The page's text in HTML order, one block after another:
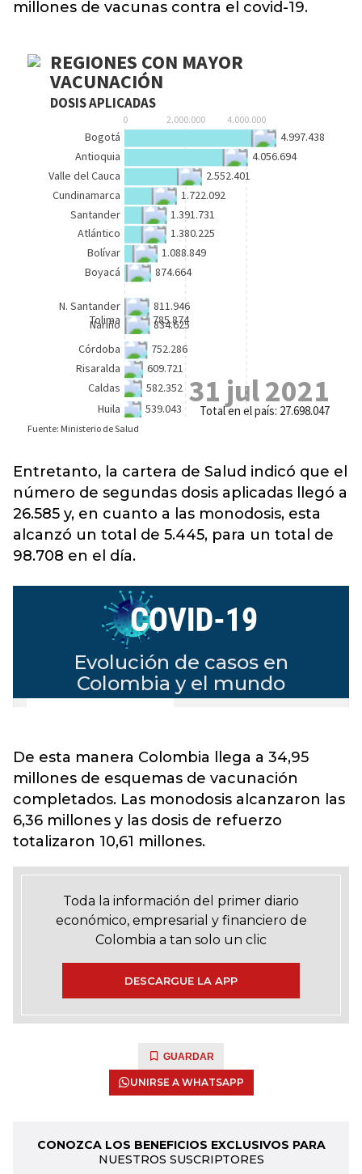
millones de vacunas contra el covid-19.
Entretanto, la cartera de Salud indicó que el
número de segundas dosis aplicadas llegó a
26.585 y, en cuanto a las monodosis, esta
alcanzó un total de 5.445, para un total de
98.708 en el día.
De esta manera Colombia llega a 34,95
millones de esquemas de vacunación
completados. Las monodosis alcanzaron las
6,36 millones y las dosis de refuerzo
totalizaron 10,61 millones.
Toda la información del primer diario
económico, empresarial y financiero de
Colombia a tan solo un clic
DESCARGUE LA APP
GUARDAR
UNIRSE A WHATSAPP
CONOZCA LOS BENEFICIOS EXCLUSIVOS PARA
NUESTROS SUSCRIPTORES